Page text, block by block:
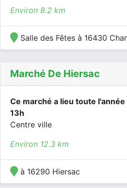
Environ 8.2 km
Salle des Fêtes à 16430
Marché De Hiersac
Ce marché a lieu toute
13h
Centre ville
Environ 12.3 km
à 16290 Hiersac